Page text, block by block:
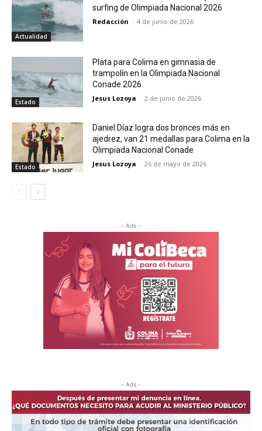
Actualidad
surfing de Olimpiada Nacional 2026
Redacción - 4 de junio de 2026
Estado
Plata para Colima en gimnasia de
trampolín en la Olimpiada Nacional
Conade 2026
Jesus Lozoya - 2 de junio de 2026
Estado
Daniel Díaz logra dos bronces más en
ajedrez, van 21 medallas para Colima en la
Olimpiada Nacional Conade
Jesus Lozoya - 26 de mayo de 2026
- Ads -
- Ads -